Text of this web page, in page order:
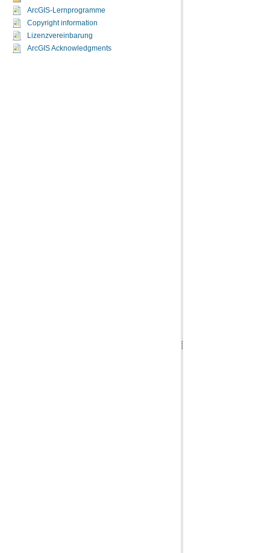
ArcGIS-Lernprogramme
Copyright information
Lizenzvereinbarung
ArcGIS Acknowledgments